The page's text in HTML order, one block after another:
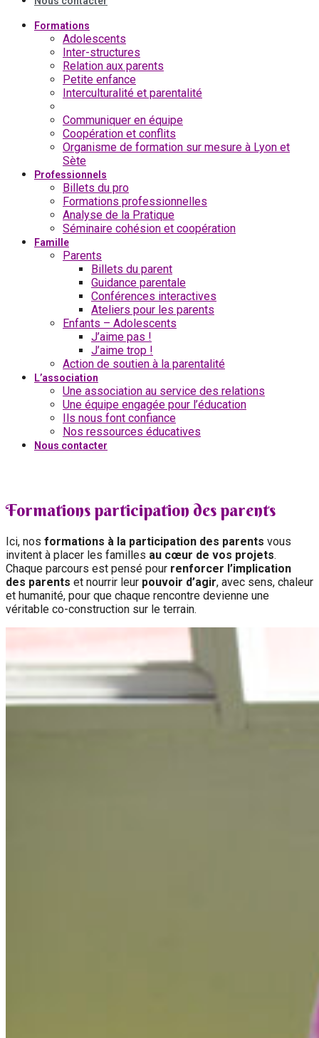
Formations
Adolescents
Inter-structures
Relation aux parents
Petite enfance
Interculturalité et parentalité
Communiquer en équipe
Coopération et conflits
Organisme de formation sur mesure à Lyon et
Sète
Professionnels
Billets du pro
Formations professionnelles
Analyse de la Pratique
Séminaire cohésion et coopération
Famille
Parents
Billets du parent
Guidance parentale
Conférences interactives
Ateliers pour les parents
Enfants – Adolescents
J’aime pas !
J’aime trop !
Action de soutien à la parentalité
L’association
Une association au service des relations
Une équipe engagée pour l’éducation
Ils nous font confiance
Nos ressources éducatives
Nous contacter
Formations participation des parents
Ici, nos formations à la participation des parents vous
invitent à placer les familles au cœur de vos projets.
Chaque parcours est pensé pour renforcer l’implication
des parents et nourrir leur pouvoir d’agir, avec sens, chaleur
et humanité, pour que chaque rencontre devienne une
véritable co-construction sur le terrain.